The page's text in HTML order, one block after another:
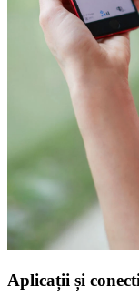
Aplicații și